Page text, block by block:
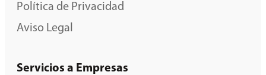
Política de Privacidad
Aviso Legal
Servicios a Empresas